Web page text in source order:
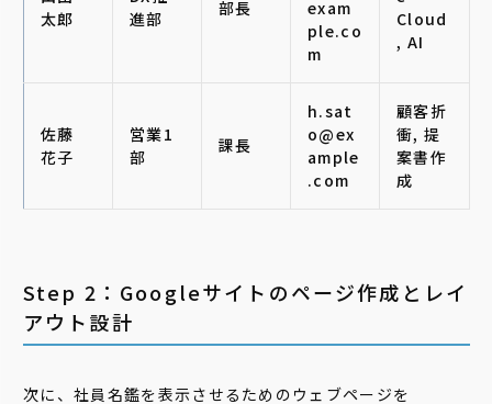
太郎
進部
部長
exam
ple.co
m
Cloud
, AI
佐藤
花子
営業1
部
課長
h.sat
o@ex
ample
.com
顧客折
衝, 提
案書作
成
Step 2：Googleサイトのページ作成とレイ
アウト設計
次に、社員名鑑を表示させるためのウェブページを